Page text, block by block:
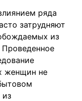
ряда
затрудняют
из
женщин не
из